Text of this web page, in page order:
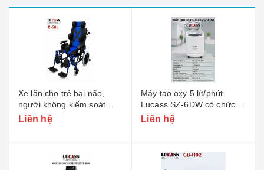
Xe lăn cho trẻ bại não,
người không kiểm soát
Lucass X-58L - Phiên bản
Liên hệ
Máy tạo oxy 5 lít/phút
Lucass SZ-6DW có chức
năng xông
Liên hệ